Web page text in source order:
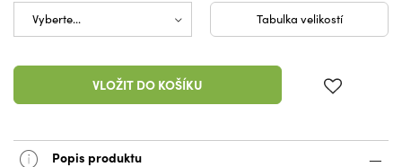
Tabulka velikostí
VLOŽIT DO KOŠÍKU
Popis produktu